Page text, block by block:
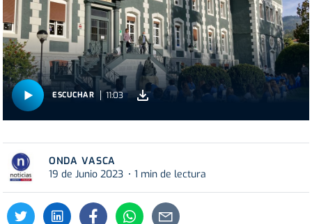
ESCUCHAR 11:03
ONDA VASCA
19 de Junio 2023
1 min de lectura